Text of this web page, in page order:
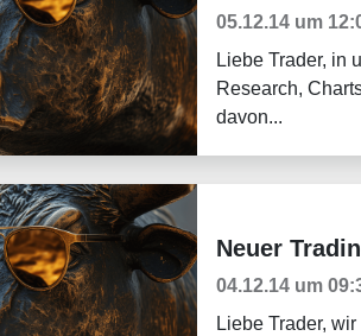
05.12.14 um
Liebe Trader, in
Research,
davon...
Aktuelles
Neuer
04.12.14 um
Liebe Trader,